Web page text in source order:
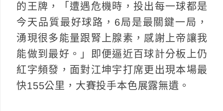
的王牌，「遭遇危機時，投出每一球都是
今天品質最好球路，6局是最關鍵一局，
湧現很多能量跟腎上腺素，感謝上帝讓我
能做到最好。」即便逼近百球計分板上仍
紅字頻發，面對江坤宇打席更出現本場最
快155公里，大賽投手本色展露無遺。